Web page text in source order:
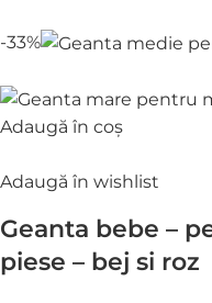
-33%
Adaugă în coș
Adaugă în wishlist
Geanta bebe –
piese – bej si roz